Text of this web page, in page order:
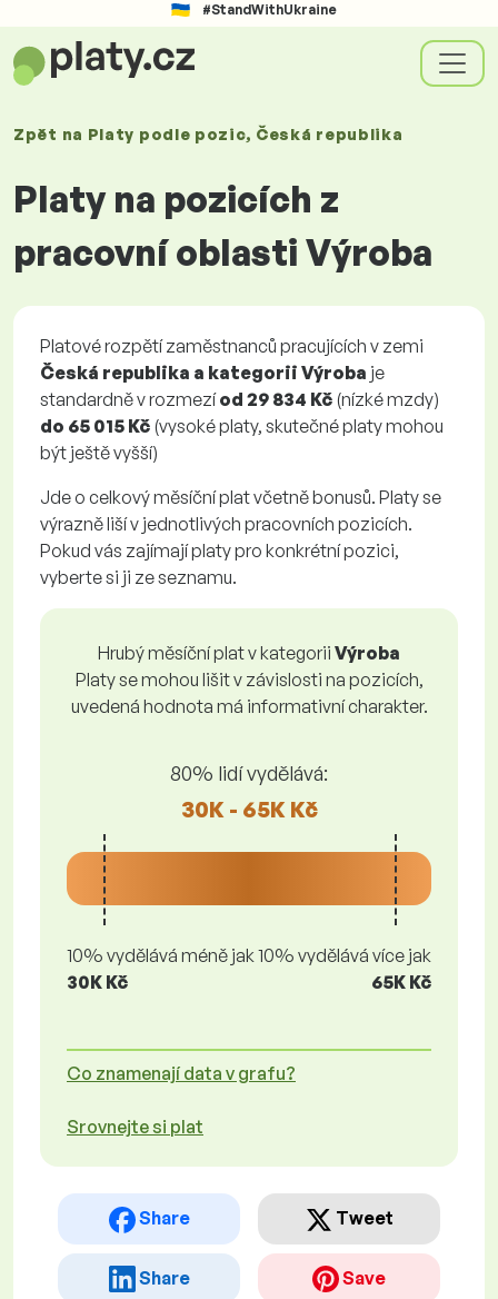
#StandWithUkraine
Zpět na Platy podle pozic, Česká republika
Platy na pozicích z
pracovní oblasti Výroba
Platové rozpětí zaměstnanců pracujících v zemi
Česká republika a kategorii Výroba je
standardně v rozmezíod 29 834 Kč (nízké mzdy)
do 65 015 Kč (vysoké platy, skutečné platy mohou
být ještě vyšší)
Jde o celkový měsíční plat včetně bonusů. Platy se
výrazně liší v jednotlivých pracovních pozicích.
Pokud vás zajímají platy pro konkrétní pozici,
vyberte si ji ze seznamu.
Hrubý měsíční plat v kategorii Výroba
Platy se mohou lišit v závislosti na pozicích,
uvedená hodnota má informativní charakter.
80% lidí vydělává:
30K - 65K Kč
10% vydělává méně jak
30K Kč
10% vydělává více jak
65K Kč
Co znamenají data v grafu?
Srovnejte si plat
Share Tweet
Share Save